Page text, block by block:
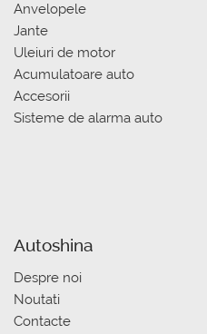
Anvelopele
Jante
Uleiuri de motor
Acumulatoare auto
Accesorii
Sisteme de alarma auto
Autoshina
Despre noi
Noutati
Contacte